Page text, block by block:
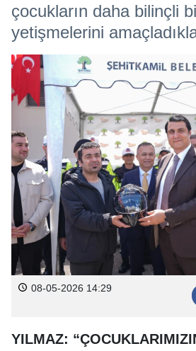
çocukların daha bilinçli
yetişmelerini
08-05-2026 14:29
YILMAZ: